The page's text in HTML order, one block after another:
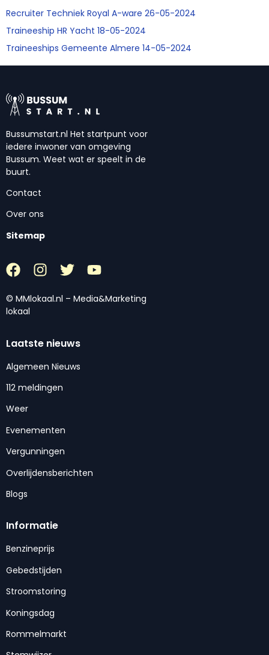
Recruiter Techniek Royal A-ware 26-05-2024
Traineeship HR Yacht 18-05-2024
Traineeships Gemeente Almere 14-05-2024
Bussumstart.nl Het startpunt voor
iedere inwoner van omgeving
Bussum. Weet wat er speelt in de
buurt.
Contact
Over ons
Sitemap
© MMlokaal.nl – Media&Marketing
lokaal
Laatste nieuws
Algemeen Nieuws
112 meldingen
Weer
Evenementen
Vergunningen
Overlijdensberichten
Blogs
Informatie
Benzineprijs
Gebedstijden
Stroomstoring
Koningsdag
Rommelmarkt